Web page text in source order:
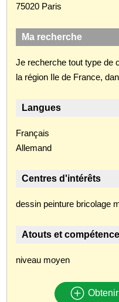
75020 Paris
Ma recherche
Je recherche tout type de
la région Ile de France,
Langues
Français
Allemand
Centres d'intérêts
dessin peinture bricolage
Atouts et
niveau moyen